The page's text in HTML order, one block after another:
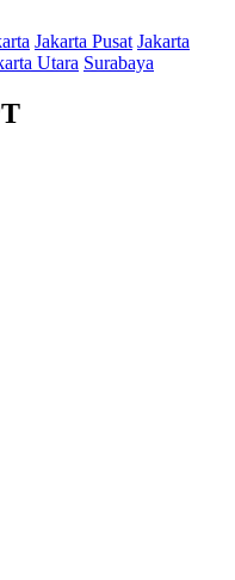
Jakarta Pusat Jakarta
Utara Surabaya